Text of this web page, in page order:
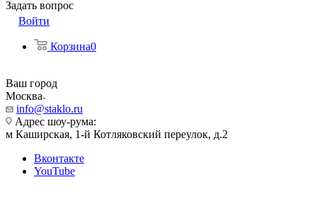
Задать вопрос
Войти
Корзина0
Ваш город
Москва
info@staklo.ru
Адрес шоу-рума:
м Каширская, 1-й Котляковский переулок, д.2
Вконтакте
YouTube